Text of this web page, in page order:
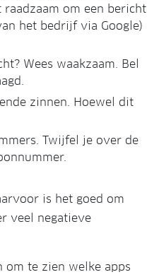
om een bericht
het bedrijf via Google)
Wees waakzaam. Bel
zinnen. Hoewel dit
Twijfel je over de
is het goed om
veel negatieve
om te zien welke apps